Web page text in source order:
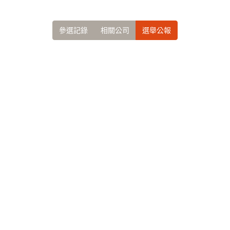
參選記錄 相關公司 選舉公報